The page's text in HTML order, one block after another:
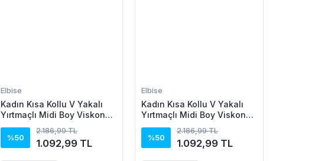
Elbise
Kadın Kısa Kollu V Yakalı
Yırtmaçlı Midi Boy Viskon
Elbise
%50
2.186,99 TL
1.092,99 TL
Elbise
Kadın Kısa Kollu V Yakalı
Yırtmaçlı Midi Boy Viskon
Elbise
%50
2.186,99 TL
1.092,99 TL